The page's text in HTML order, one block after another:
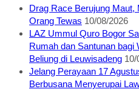
Drag Race Berujung Maut,
Orang Tewas 10/08/2026
LAZ Ummul Quro Bogor
Rumah dan Santunan bagi
Beliung di Leuwisadeng 10/
Jelang Perayaan 17
Berbusana Menyerupai